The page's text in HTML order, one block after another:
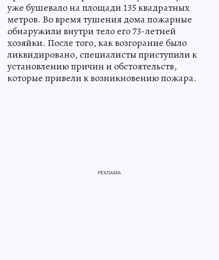
уже бушевало на площади 135 квадратных
метров. Во время тушения дома пожарные
обнаружили внутри тело его 73-летней
хозяйки. После того, как возгорание было
ликвидировано, специалисты приступили к
установлению причин и обстоятельств,
которые привели к возникновению пожара.